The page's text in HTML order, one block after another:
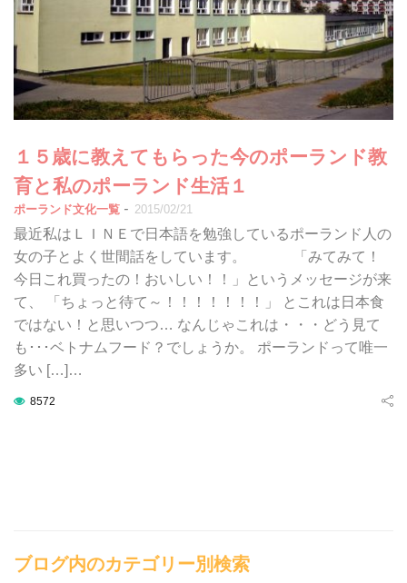
１５歳に教えてもらった今のポーランド教
育と私のポーランド生活１
ポーランド文化一覧 - 2015/02/21
最近私はＬＩＮＥで日本語を勉強しているポーランド人の
女の子とよく世間話をしています。 「みてみて！
今日これ買ったの！おいしい！！」というメッセージが来
て、 「ちょっと待て～！！！！！！！」 とこれは日本食
ではない！と思いつつ… なんじゃこれは・・・どう見て
も･･･ベトナムフード？でしょうか。 ポーランドって唯一
多い […]…
8572
ブログ内のカテゴリー別検索